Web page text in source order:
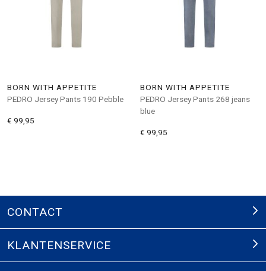
BORN WITH APPETITE
PEDRO Jersey Pants 190 Pebble
€ 99,95
BORN WITH APPETITE
PEDRO Jersey Pants 268 jeans
blue
€ 99,95
CONTACT
KLANTENSERVICE